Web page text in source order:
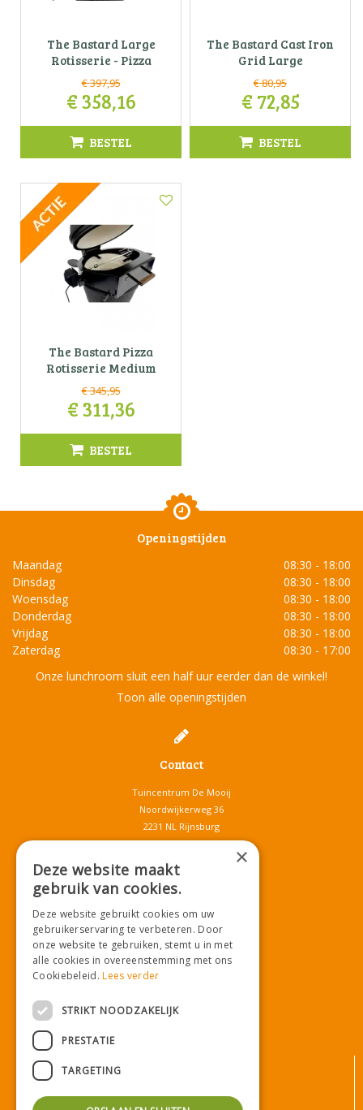
The Bastard Large
Rotisserie - Pizza
€397,95
€358,16
BESTEL
The Bastard Cast Iron
Grid Large
€80,95
€ 72,85
BESTEL
The Bastard Pizza
Rotisserie Medium
€345,95
€311,36
BESTEL
Openingstijden
Maandag
08:30 - 18:00
Dinsdag
08:30 - 18:00
Woensdag
08:30 - 18:00
Donderdag
08:30 - 18:00
Vrijdag
08:30 - 18:00
Zaterdag
08:30 - 17:00
Onze lunchroom sluit een half uur eerder dan de winkel!
Toon alle openingstijden
Contact
Tuincentrum De Mooij
Noordwijkerweg 36
2231 NL Rijnsburg
T.071-4080959
info@tuincentrumdemooij.nl
Download onze App!
×
Deze website maakt
gebruik van cookies.
Deze website gebruikt cookies om uw
gebruikerservaring te verbeteren. Door
onze website te gebruiken, stemt u in met
alle cookies in overeenstemming met ons
Cookiebeleid.Lees verder
STRIKT NOODZAKELIJK
PRESTATIE
TARGETING